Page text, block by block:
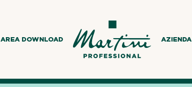
AREA DOWNLOAD AZIENDA